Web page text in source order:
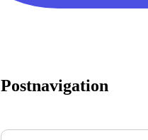
Postnavigation